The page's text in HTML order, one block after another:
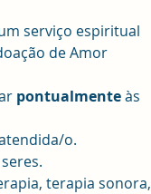
serviço espiritual
de Amor
pontualmente às
o.
terapia sonora,